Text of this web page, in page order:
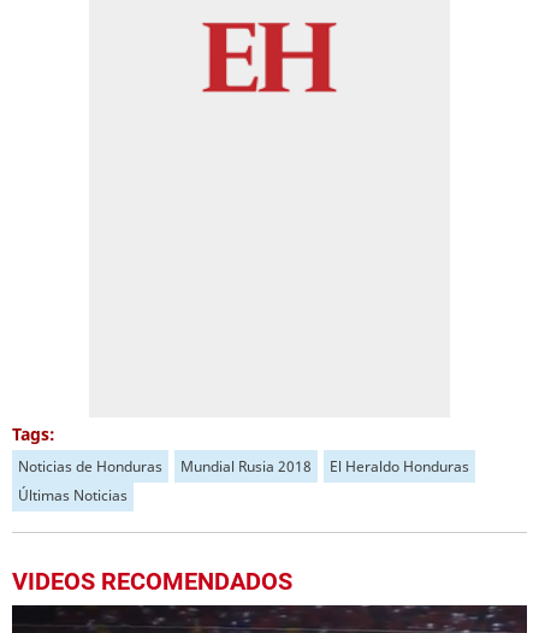
Tags:
Noticias de Honduras Mundial Rusia 2018
El Heraldo Honduras
Últimas Noticias
VIDEOS RECOMENDADOS